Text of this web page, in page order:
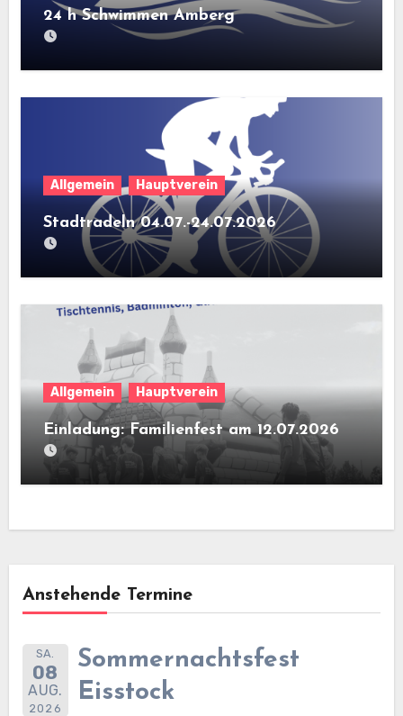
24 h Schwimmen Amberg
Allgemein Hauptverein
Stadtradeln 04.07.-24.07.2026
Allgemein Hauptverein
Einladung: Familienfest am 12.07.2026
Anstehende Termine
SA.
08
AUG.
2026
Sommernachtsfest
Eisstock